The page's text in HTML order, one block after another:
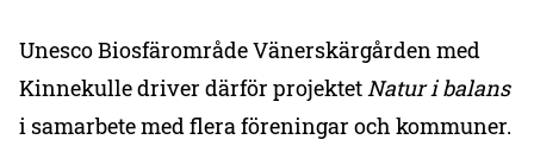
Unesco Biosfärområde Vänerskärgården med
Kinnekulle driver därför projektetNatur i balans
i samarbete med flera föreningar och kommuner.